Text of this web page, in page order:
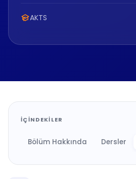
AKTS
İÇINDEKILER
Bölüm Hakkında Dersler